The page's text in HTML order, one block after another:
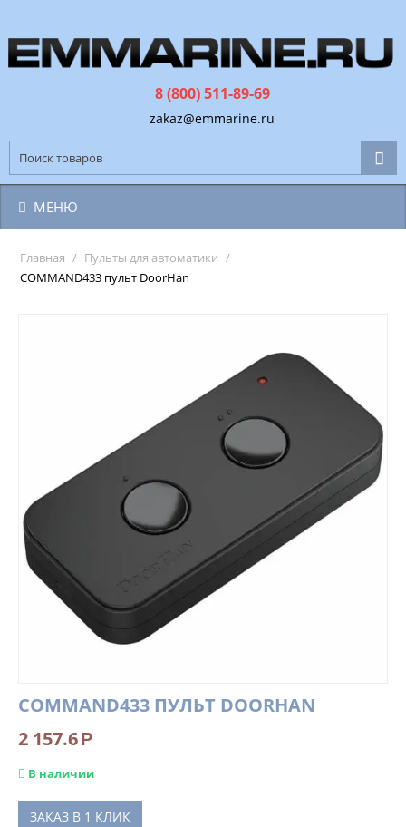
8 (800) 511-89-69
zakaz@emmarine.ru
МЕНЮ
Главная / Пульты для автоматики /
COMMAND433 пульт DoorHan
COMMAND433 ПУЛЬТ DOORHAN
2 157.6Р
В наличии
ЗАКАЗ В 1 КЛИК